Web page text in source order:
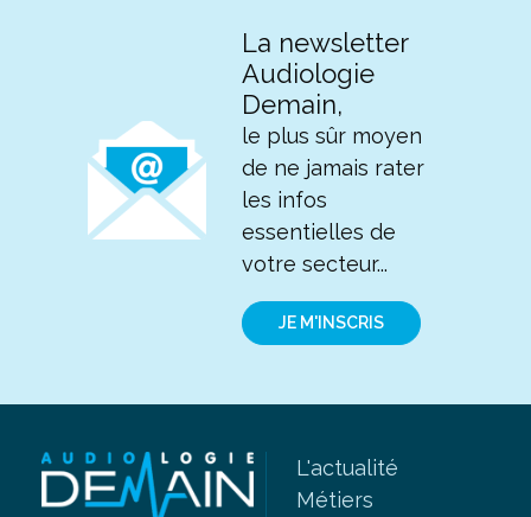
La newsletter
Audiologie
Demain,
le plus sûr moyen
de ne jamais rater
les infos
essentielles de
votre secteur...
JE M'INSCRIS
L'actualité
Métiers